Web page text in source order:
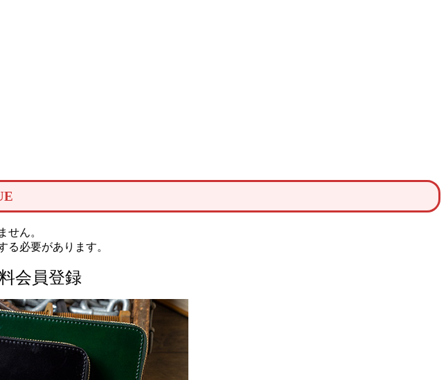
せん。
る必要があります。
会員登録